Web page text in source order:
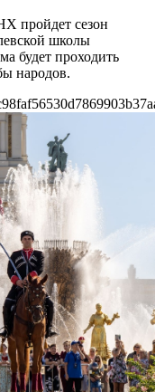
пройдет сезон
школы
будет проходить
народов.